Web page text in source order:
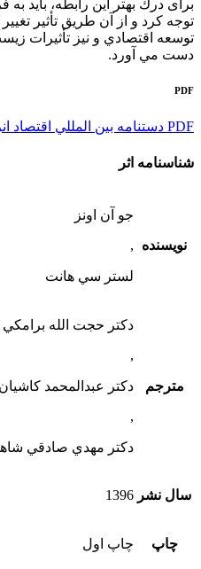
ﺑﺮاى درك ﺑﻬﺘﺮ اﻳﻦ راﺑﻄﻪ، ﺑﺎﻳﺪ
توجه كرد و از آن طريق تأثير
توسعه اقتصادي و نيز تأثيرات
دست مي آورد.
PDF
PDF دستنامه بين المللي اقتصاد انرژي
شناسنامه اثر
نویسنده
جو آن اونز
,
لستر سي هانت
مترجم
دكتر حجت الله
,
دكتر عبدالمحمد كاشيان
,
دكتر مهدي صادقي
سال نشر 1396
چاپ چاپ اول